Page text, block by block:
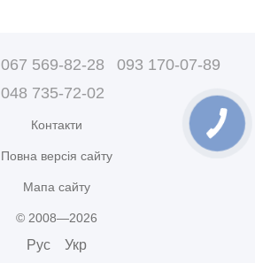
067 569-82-28
093 170-07-89
048 735-72-02
Контакти
Повна версія сайту
Мапа сайту
© 2008—2026
Рус Укр